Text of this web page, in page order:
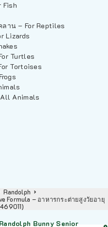
Fish
ลาน – For Reptiles
Lizards
Turtles
Tortoises
Animals
Randolph
Formula – อาหารกระต่ายสูงวัยอายุ
Bunny Senior